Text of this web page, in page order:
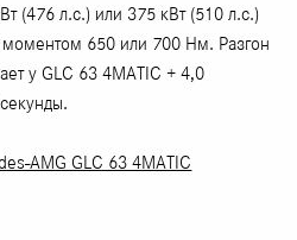
(476 л.с.) или 375 кВт (510 л.с.)
650 или 700 Нм. Разгон
у GLC 63 4MATIC + 4,0
AMG GLC 63 4MATIC